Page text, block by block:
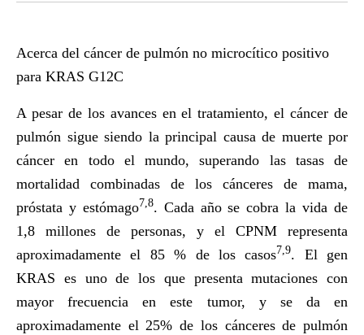
Acerca del cáncer de pulmón no microcítico positivo
para KRAS G12C
A pesar de los avances en el tratamiento, el cáncer de
pulmón sigue siendo la principal causa de muerte por
cáncer en todo el mundo, superando las tasas de
mortalidad combinadas de los cánceres de mama,
próstata y estómago7,8. Cada año se cobra la vida de
1,8 millones de personas, y el CPNM representa
aproximadamente el 85 % de los casos7,9. El gen
KRAS es uno de los que presenta mutaciones con
mayor frecuencia en este tumor, y se da en
aproximadamente el 25% de los cánceres de pulmón